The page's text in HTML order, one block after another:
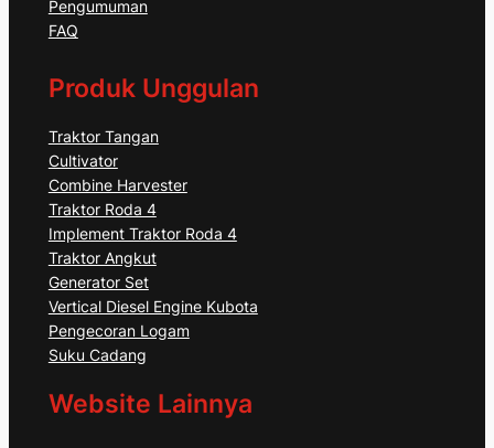
Pengumuman
FAQ
Produk Unggulan
Traktor Tangan
Cultivator
Combine Harvester
Traktor Roda 4
Implement Traktor Roda 4
Traktor Angkut
Generator Set
Vertical Diesel Engine Kubota
Pengecoran Logam
Suku Cadang
Website Lainnya